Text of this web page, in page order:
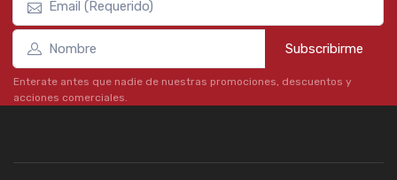
Subscribirme
Enterate antes que nadie de nuestras promociones, descuentos y
acciones comerciales.